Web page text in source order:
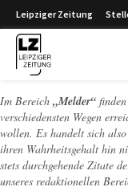
Leipziger Zeitung
Im Bereich „Melder“
verschiedensten Wegen
wollen. Es handelt sich
ihren Wahrheitsgehalt hin
stets durchgehende Zitate
unseres redaktionellen